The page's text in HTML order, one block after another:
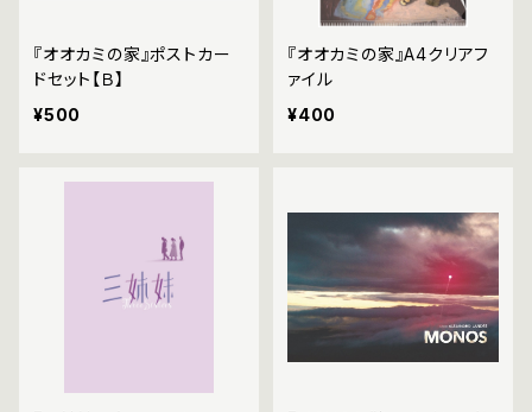
『オオカミの家』ポストカー
ドセット【Ｂ】
¥500
『オオカミの家』A4クリアフ
ァイル
¥400